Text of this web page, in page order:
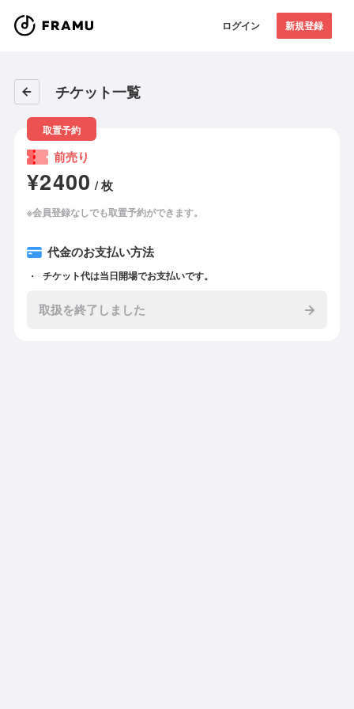
ログイン 新規登録
チケット一覧
取置予約
前売り
¥2400 / 枚
※会員登録なしでも取置予約ができます。
代金のお支払い方法
チケット代は当日開場でお支払いです。
取扱を終了しました